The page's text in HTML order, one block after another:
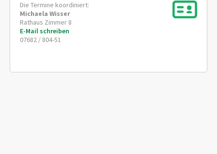
Die Termine koordiniert:
Michaela Wisser
Rathaus Zimmer 8
E-Mail schreiben
07682 / 804-51